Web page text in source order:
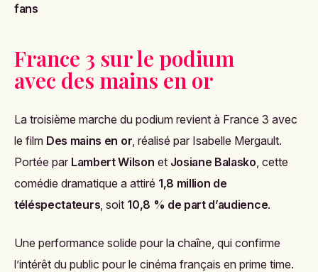
fans
France 3 sur le podium
avec des mains en or
La troisième marche du podium revient à France 3 avec
le film Des mains en or , réalisé par Isabelle Mergault.
Portée par Lambert Wilson et Josiane Balasko , cette
comédie dramatique a attiré 1,8 million de
téléspectateurs , soit 10,8 % de part d’audience.
Une performance solide pour la chaîne, qui confirme
l’intérêt du public pour le cinéma français en prime time.